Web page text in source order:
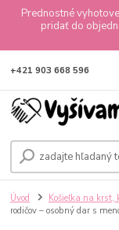
Prednostné
pridať do
+421 903 668 596
Úvod Košieľka na krst,
rodičov – osobný dar s